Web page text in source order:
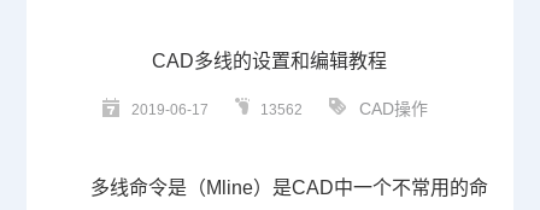
CAD多线的设置和编辑教程
2019-06-17 13562 CAD操作
多线命令是（Mline）是CAD中一个不常用的命